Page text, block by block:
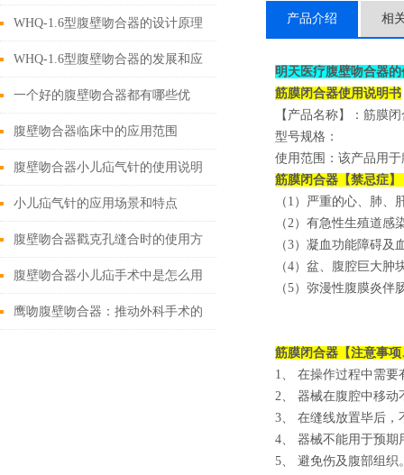
床应用
WHQ-1.6型腹壁吻合器的设计原理
与应用
WHQ-1.6型腹壁吻合器的发展和应
用为外科手术领域带来了新的可能
性
一个好的腹壁吻合器都有哪些优
点？
腹壁吻合器临床中的应用范围
腹壁吻合器小儿疝气针的使用说明
小儿疝气针的应用场景和特点
腹壁吻合器戳克孔缝合时的使用方
法
腹壁吻合器小儿疝手术中是怎么用
的
鹰吻腹壁吻合器：推动外科手术的
产品介绍 相
明天医疗腹壁吻合器的
筋膜闭合器使用说明书
【产品名称】：筋膜
型号规格：
使用范围：该产品用
筋膜闭合器【禁忌症】
（1）严重的心、肺、
（2）有急性生殖道感
（3）凝血功能障碍及
（4）盆、腹腔巨大
（5）弥漫性腹膜炎
筋膜闭合器【注意事项
1、 在操作过程中需要
2、 器械在腹腔中移动
3、 在缝线放置毕后，
4、 器械不能用于预期
5、 避免伤及腹部组织